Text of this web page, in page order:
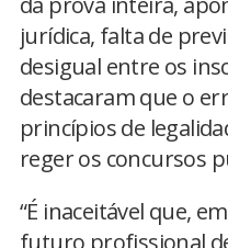
jurídica, falta de
desigual entre os
destacaram que o
princípios de
reger os concursos
“É inaceitável que,
futuro profissional